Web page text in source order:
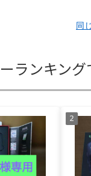
同
ランキング